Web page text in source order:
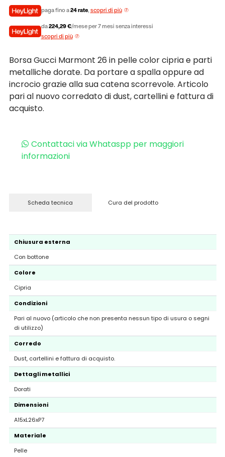
paga fino a24 rate, scopri di più
da224,29 €/mese per 7 mesi senza interessi
scopri di più
Borsa Gucci Marmont 26 in pelle color cipria e parti
metalliche dorate. Da portare a spalla oppure ad
incrocio grazie alla sua catena scorrevole. Articolo
pari al nuovo corredato di dust, cartellini e fattura di
acquisto.
Contattaci via Whataspp per maggiori
informazioni
Scheda tecnica Cura del prodotto
Chiusura esterna
Con bottone
Colore
Cipria
Condizioni
Pari al nuovo (articolo che non presenta nessun tipo di usura o segni
di utilizzo)
Corredo
Dust, cartellini e fattura di acquisto.
Dettagli metallici
Dorati
Dimensioni
A15xL26xP7
Materiale
Pelle